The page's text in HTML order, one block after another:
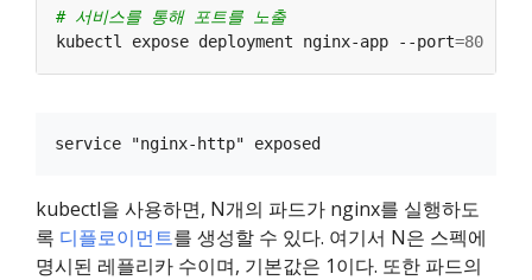
# 서비스를 통해 포트를 노출
kubectl expose deployment nginx-app --port=80
kubectl을 사용하면, N개의 파드가 nginx를 실행하도
록 디플로이먼트를 생성할 수 있다. 여기서 N은 스펙에
명시된 레플리카 수이며, 기본값은 1이다. 또한 파드의